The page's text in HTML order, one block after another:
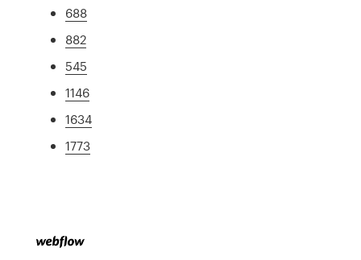
688
882
545
1146
1634
1773